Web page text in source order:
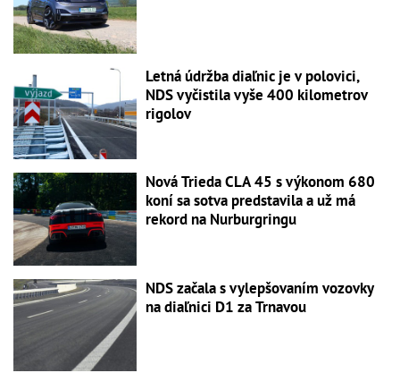
Letná údržba diaľnic je v polovici,
NDS vyčistila vyše 400 kilometrov
rigolov
Nová Trieda CLA 45 s výkonom 680
koní sa sotva predstavila a už má
rekord na Nurburgringu
NDS začala s vylepšovaním vozovky
na diaľnici D1 za Trnavou